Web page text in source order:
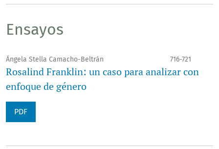
Ensayos
Ángela Stella Camacho-Beltrán 716-721
Rosalind Franklin: un caso para analizar con
enfoque de género
PDF